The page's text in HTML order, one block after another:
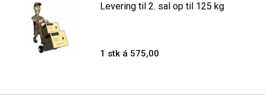
Levering til 2. sal op til 125 kg
1 stk á 575,00